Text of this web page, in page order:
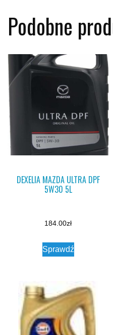
Podobne
DEXELIA MAZDA ULTRA DPF
5W30 5L
184.00zł
Sprawdź